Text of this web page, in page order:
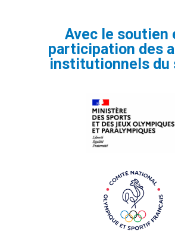
Avec le soutien
participation des
institutionnels du